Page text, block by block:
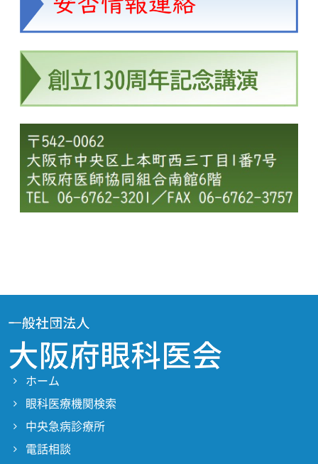
ホーム
眼科医療機関検索
中央急病診療所
電話相談